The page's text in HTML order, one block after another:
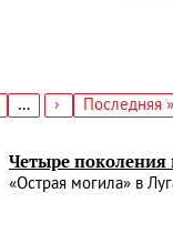
…
Следующая
›
Последняя
Последняя »
Четыре поколения
«Острая могила» в